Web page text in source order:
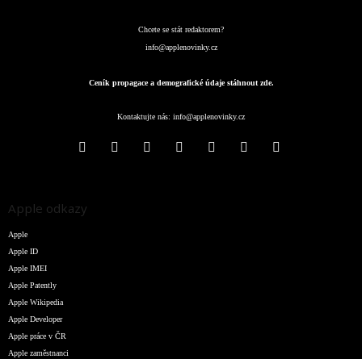
Chcete se stát redaktorem?
info@applenovinky.cz
Ceník propagace a demografické údaje stáhnout zde.
Kontaktujte nás: info@applenovinky.cz
Apple odkazy
Apple
Apple ID
Apple IMEI
Apple Patently
Apple Wikipedia
Apple Developer
Apple práce v ČR
Apple zaměstnanci